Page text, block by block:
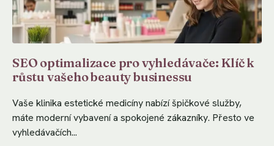
SEO optimalizace pro vyhledávače: Klíč k
růstu vašeho beauty businessu
Vaše klinika estetické medicíny nabízí špičkové služby,
máte moderní vybavení a spokojené zákazníky. Přesto ve
vyhledávačích...